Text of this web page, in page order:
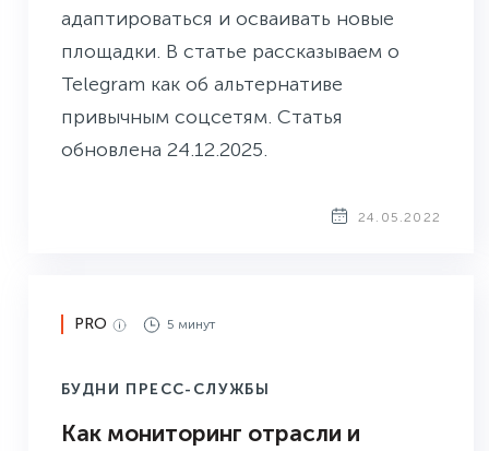
адаптироваться и осваивать новые
площадки. В статье рассказываем о
Telegram как об альтернативе
привычным соцсетям. Статья
обновлена 24.12.2025.
24.05.2022
PRO 5 минут
БУДНИ ПРЕСС-СЛУЖБЫ
Как мониторинг отрасли и